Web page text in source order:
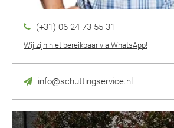
(+31) 06 24 73 55 31
Wij zijn niet bereikbaar via WhatsApp!
info@schuttingservice.nl